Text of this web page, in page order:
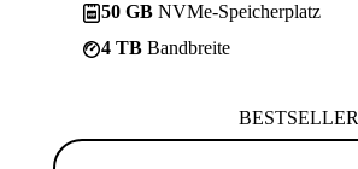
50 GB NVMe-Speicherplatz
4 TB Bandbreite
BESTSELLER